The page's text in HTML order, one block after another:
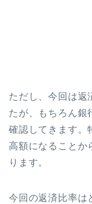
ただし、今回は返
たが、もちろん銀
確認してきます。
高額になることか
ります。
今回の返済比率は